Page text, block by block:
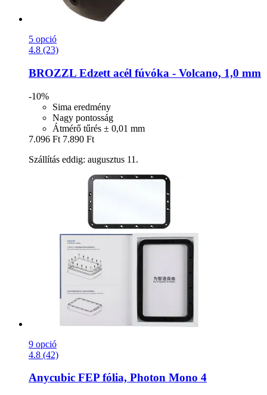
5 opció
4.8 (23)
BROZZL Edzett acél fúvóka -​ Volcano, 1,0 mm
-10%
Sima eredmény
Nagy pontosság
Átmérő tűrés ± 0,01 mm
7.096 Ft 7.890 Ft
Szállítás eddig: augusztus 11.
9 opció
4.8 (42)
Anycubic FEP fólia, Photon Mono 4